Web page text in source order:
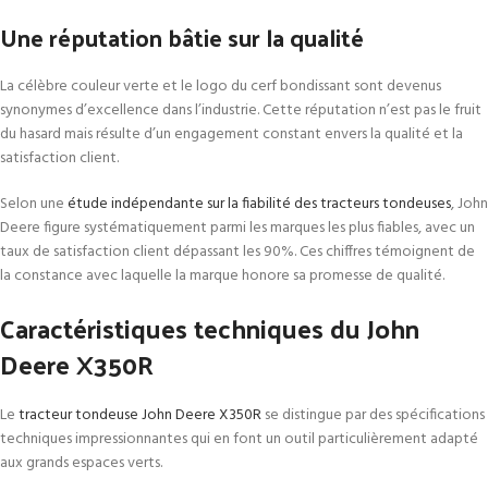
Une réputation bâtie sur la qualité
La célèbre couleur verte et le logo du cerf bondissant sont devenus
synonymes d’excellence dans l’industrie. Cette réputation n’est pas le fruit
du hasard mais résulte d’un engagement constant envers la qualité et la
satisfaction client.
Selon uneétude indépendante sur la fiabilité des tracteurs tondeuses, John
Deere figure systématiquement parmi les marques les plus fiables, avec un
taux de satisfaction client dépassant les 90%. Ces chiffres témoignent de
la constance avec laquelle la marque honore sa promesse de qualité.
Caractéristiques techniques du John
Deere X350R
Letracteur tondeuse John Deere X350Rse distingue par des spécifications
techniques impressionnantes qui en font un outil particulièrement adapté
aux grands espaces verts.